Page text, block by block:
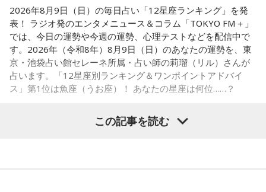
実施する。
■髙津臣吾 コメント
「ショウアップナイター」をお聴きの皆さま、ご無沙汰して
ペナントレース終盤の神宮球場、一つ一つのプレーの重みが
2026年8月9日（日）の毎日占い「12星座ランキング」を発
表！ ラジオ発のエンタメニュース＆コラム「TOKYO FM＋」
では、今日の運勢や今週の運勢、心理テストなどを配信中で
す。2026年（令和8年）8月9日（日）のあなたの運勢を、東
京・池袋占い館セレーネ所属・占い師の莉瑠（リル）さんが
占います。「12星座別ランキング＆ワンポイントアドバイ
ス」第1位は魚座（うお座）！ あなたの星座は何位……？
この記事を読む